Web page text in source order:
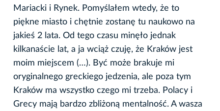
Mariacki i Rynek. Pomyślałem wtedy, że to
piękne miasto i chętnie zostanę tu naukowo na
jakieś 2 lata. Od tego czasu minęło jednak
kilkanaście lat, a ja wciąż czuję, że Kraków jest
moim miejscem (…). Być może brakuje mi
oryginalnego greckiego jedzenia, ale poza tym
Kraków ma wszystko czego mi trzeba. Polacy i
Grecy mają bardzo zbliżoną mentalność. A wasza